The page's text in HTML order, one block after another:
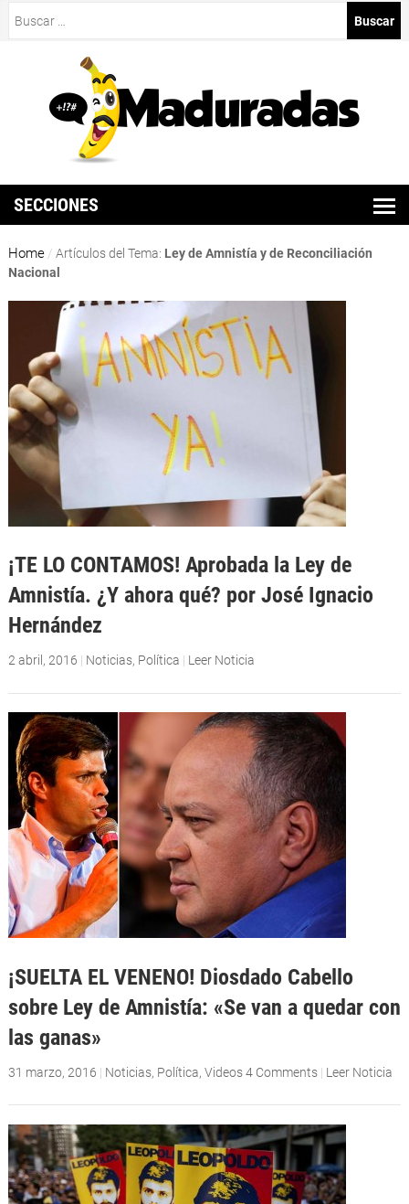
SECCIONES
Home / Artículos del Tema: Ley de Amnistía y de Reconciliación
Nacional
¡TE LO CONTAMOS! Aprobada la Ley de
Amnistía. ¿Y ahora qué? por José Ignacio
Hernández
2 abril, 2016 | Noticias, Política | Leer Noticia
¡SUELTA EL VENENO! Diosdado Cabello
sobre Ley de Amnistía: «Se van a quedar con
las ganas»
31 marzo, 2016 | Noticias, Política, Videos 4 Comments | Leer Noticia